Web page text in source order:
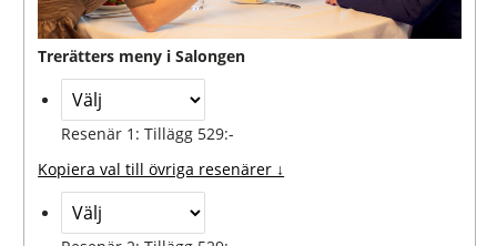
Trerätters meny i Salongen
Resenär 1: Tillägg 529:-
Kopiera val till övriga resenärer ↓